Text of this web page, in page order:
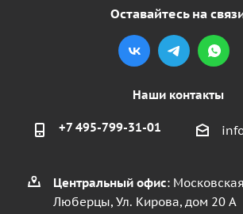
Оставайтесь на
Наши контакты
+7 495-799-31-01
Центральный офис:
Люберцы, Ул. Кирова, дом 20 А